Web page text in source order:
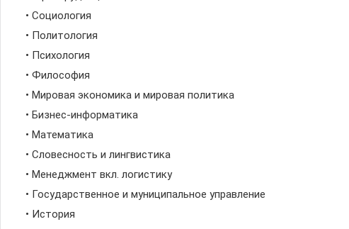
• Социология
• Политология
• Психология
• Философия
• Мировая экономика и мировая политика
• Бизнес-информатика
• Математика
• Словесность и лингвистика
• Менеджмент вкл. логистику
• Государственное и муниципальное управление
• История